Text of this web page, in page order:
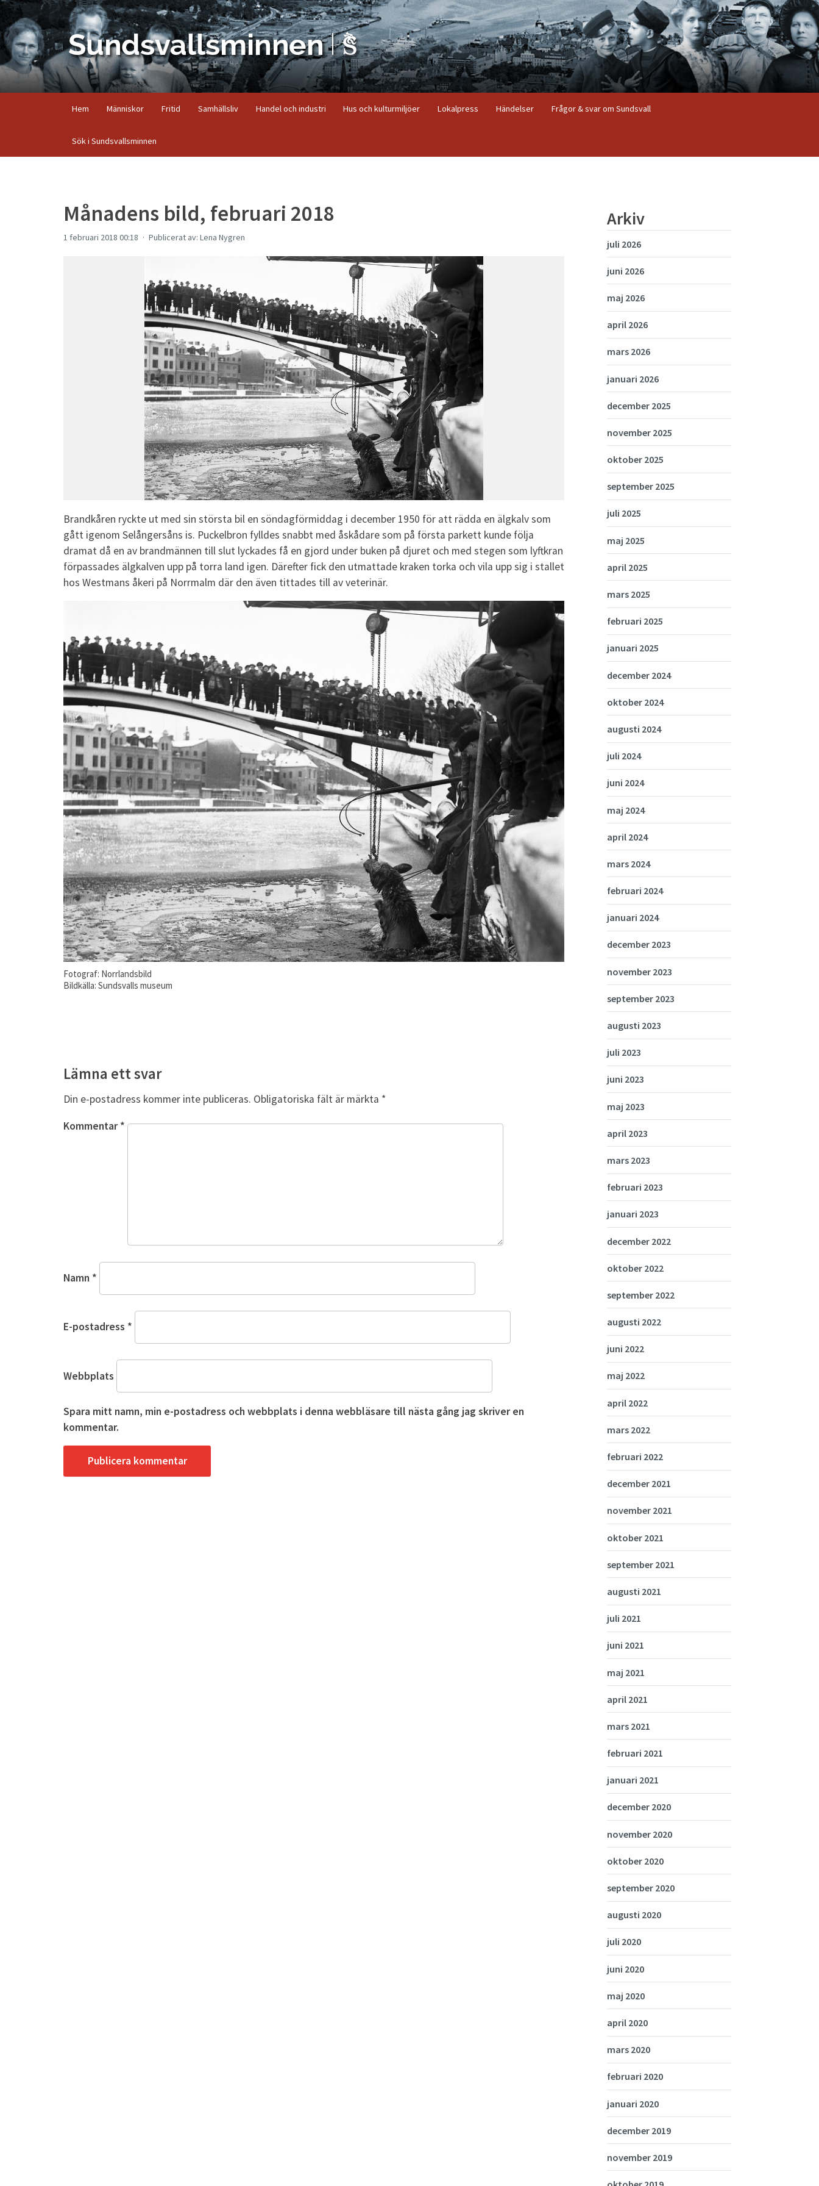
Hem Människor Fritid Samhällsliv Handel och industri Hus och kulturmiljöer Lokalpress Händelser Frågor & svar om Sundsvall
Sök i Sundsvallsminnen
Månadens bild, februari 2018
1 februari 2018 00:18 Publicerat av: Lena Nygren
Brandkåren ryckte ut med sin största bil en söndagförmiddag i december 1950 för att rädda en älgkalv som
gått igenom Selångersåns is. Puckelbron fylldes snabbt med åskådare som på första parkett kunde följa
dramat då en av brandmännen till slut lyckades få en gjord under buken på djuret och med stegen som lyftkran
förpassades älgkalven upp på torra land igen. Därefter fick den utmattade kraken torka och vila upp sig i stallet
hos Westmans åkeri på Norrmalm där den även tittades till av veterinär.
Fotograf: Norrlandsbild
Bildkälla: Sundsvalls museum
Lämna ett svar
Din e-postadress kommer inte publiceras. Obligatoriska fält är märkta *
Kommentar*
Namn *
E-postadress *
Webbplats
Spara mitt namn, min e-postadress och webbplats i denna webbläsare till nästa gång jag skriver en
kommentar.
Arkiv
juli 2026
juni 2026
maj 2026
april 2026
mars 2026
januari 2026
december 2025
november 2025
oktober 2025
september 2025
juli 2025
maj 2025
april 2025
mars 2025
februari 2025
januari 2025
december 2024
oktober 2024
augusti 2024
juli 2024
juni 2024
maj 2024
april 2024
mars 2024
februari 2024
januari 2024
december 2023
november 2023
september 2023
augusti 2023
juli 2023
juni 2023
maj 2023
april 2023
mars 2023
februari 2023
januari 2023
december 2022
oktober 2022
september 2022
augusti 2022
juni 2022
maj 2022
april 2022
mars 2022
februari 2022
december 2021
november 2021
oktober 2021
september 2021
augusti 2021
juli 2021
juni 2021
maj 2021
april 2021
mars 2021
februari 2021
januari 2021
december 2020
november 2020
oktober 2020
september 2020
augusti 2020
juli 2020
juni 2020
maj 2020
april 2020
mars 2020
februari 2020
januari 2020
december 2019
november 2019